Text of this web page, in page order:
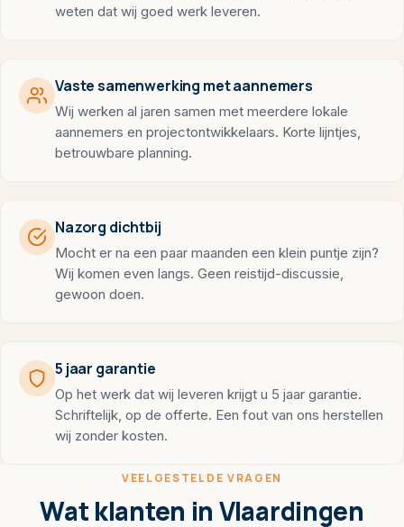
weten dat wij goed werk leveren.
Vaste samenwerking met aannemers
Wij werken al jaren samen met meerdere lokale
aannemers en projectontwikkelaars. Korte lijntjes,
betrouwbare planning.
Nazorg dichtbij
Mocht er na een paar maanden een klein puntje zijn?
Wij komen even langs. Geen reistijd-discussie,
gewoon doen.
5 jaar garantie
Op het werk dat wij leveren krijgt u 5 jaar garantie.
Schriftelijk, op de offerte. Een fout van ons herstellen
wij zonder kosten.
VEELGESTELDE VRAGEN
Wat klanten in Vlaardingen